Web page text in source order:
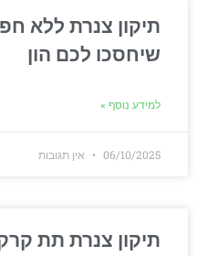
תיקון צנרת ללא
שיחסכו לכם הון
למידע נוסף »
06/10/2025 אין תגובות
תיקון צנרת תת